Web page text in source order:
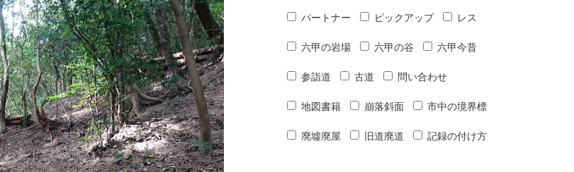
パートナー ピックアップ レス
六甲の岩場 六甲の谷 六甲今昔
参詣道 古道 問い合わせ
地図書籍 崩落斜面 市中の境界標
廃墟廃屋 旧道廃道 記録の付け方